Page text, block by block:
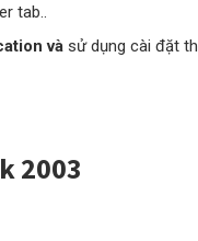
tab..
và sử dụng cài đặt
2003